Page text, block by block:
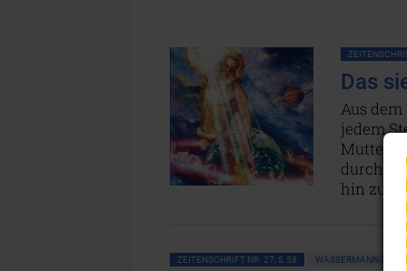
Das
Aus
jedem
Mutter-
hin zum
ZEITENSCHRIFT NR. 27, S.58 WASSERMANN-